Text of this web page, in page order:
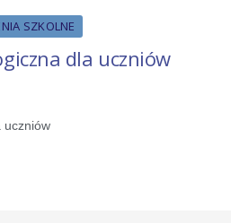
SZKOLNE
dla uczniów
uczniów